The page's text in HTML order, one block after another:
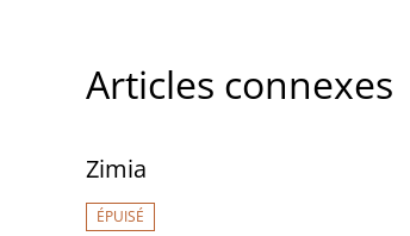
Articles connexes
Zimia
ÉPUISÉ